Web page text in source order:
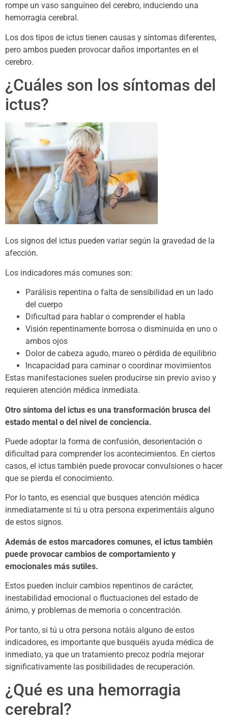
rompe un vaso sanguíneo del cerebro, induciendo una
hemorragia cerebral.
Los dos tipos de ictus tienen causas y síntomas diferentes,
pero ambos pueden provocar daños importantes en el
cerebro.
¿Cuáles son los síntomas del
ictus?
Los signos del ictus pueden variar según la gravedad de la
afección.
Los indicadores más comunes son:
Parálisis repentina o falta de sensibilidad en un lado
del cuerpo
Dificultad para hablar o comprender el habla
Visión repentinamente borrosa o disminuida en uno o
ambos ojos
Dolor de cabeza agudo, mareo o pérdida de equilibrio
Incapacidad para caminar o coordinar movimientos
Estas manifestaciones suelen producirse sin previo aviso y
requieren atención médica inmediata.
Otro síntoma del ictus es una transformación brusca del
estado mental o del nivel de conciencia.
Puede adoptar la forma de confusión, desorientación o
dificultad para comprender los acontecimientos. En ciertos
casos, el ictus también puede provocar convulsiones o hacer
que se pierda el conocimiento.
Por lo tanto, es esencial que busques atención médica
inmediatamente si tú u otra persona experimentáis alguno
de estos signos.
Además de estos marcadores comunes, el ictus también
puede provocar cambios de comportamiento y
emocionales más sutiles.
Estos pueden incluir cambios repentinos de carácter,
inestabilidad emocional o fluctuaciones del estado de
ánimo, y problemas de memoria o concentración.
Por tanto, si tú u otra persona notáis alguno de estos
indicadores, es importante que busquéis ayuda médica de
inmediato, ya que un tratamiento precoz podría mejorar
significativamente las posibilidades de recuperación.
¿Qué es una hemorragia
cerebral?